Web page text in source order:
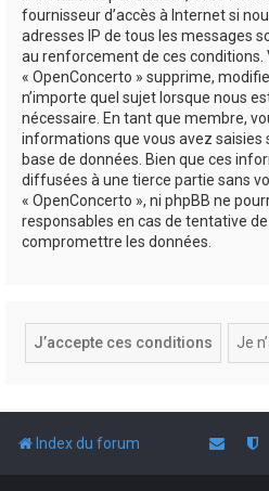
fournisseur d’accès à Internet si
adresses IP de tous les messages
au renforcement de ces conditions.
« OpenConcerto » supprime,
n’importe quel sujet lorsque nous
nécessaire. En tant que membre,
informations que vous avez saisies
base de données. Bien que ces
diffusées à une tierce partie sans
« OpenConcerto », ni phpBB ne
responsables en cas de tentative
compromettre les données.
Index du forum